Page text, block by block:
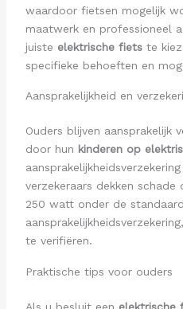
waardoor fietsen mogelijk
maatwerk en professioneel
juiste elektrische fietste
specifieke behoeften en
Aansprakelijkheid en
Ouders blijven aansprakelijk
door hun kinderen op
verzekeraars dekken
250 watt onder de standaard
te verifiëren.
Praktische tips voor ouders